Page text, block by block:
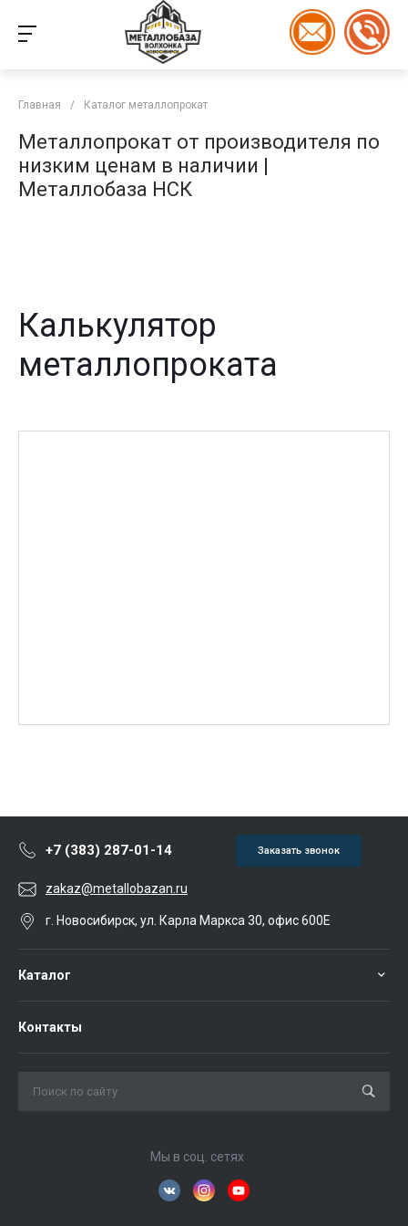
Главная / Каталог металлопрокат
Металлопрокат от производителя по
низким ценам в наличии |
Металлобаза НСК
Калькулятор
металлопроката
+7 (383) 287-01-14 Заказать звонок
zakaz@metallobazan.ru
г. Новосибирск, ул. Карла Маркса 30, офис 600Е
Каталог
Контакты
Мы в соц. сетях